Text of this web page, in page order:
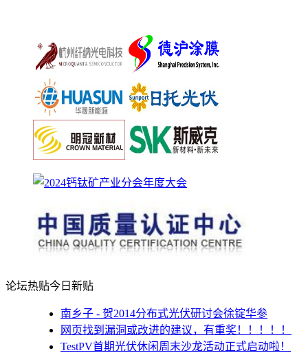
论坛热贴今日新贴
南乡子 - 贺2014分布式光伏研讨会徐锭华参
网页找到漏洞或改进的建议，有重奖！！！！！
TestPV首期光伏休闲周末沙龙活动正式启动啦！